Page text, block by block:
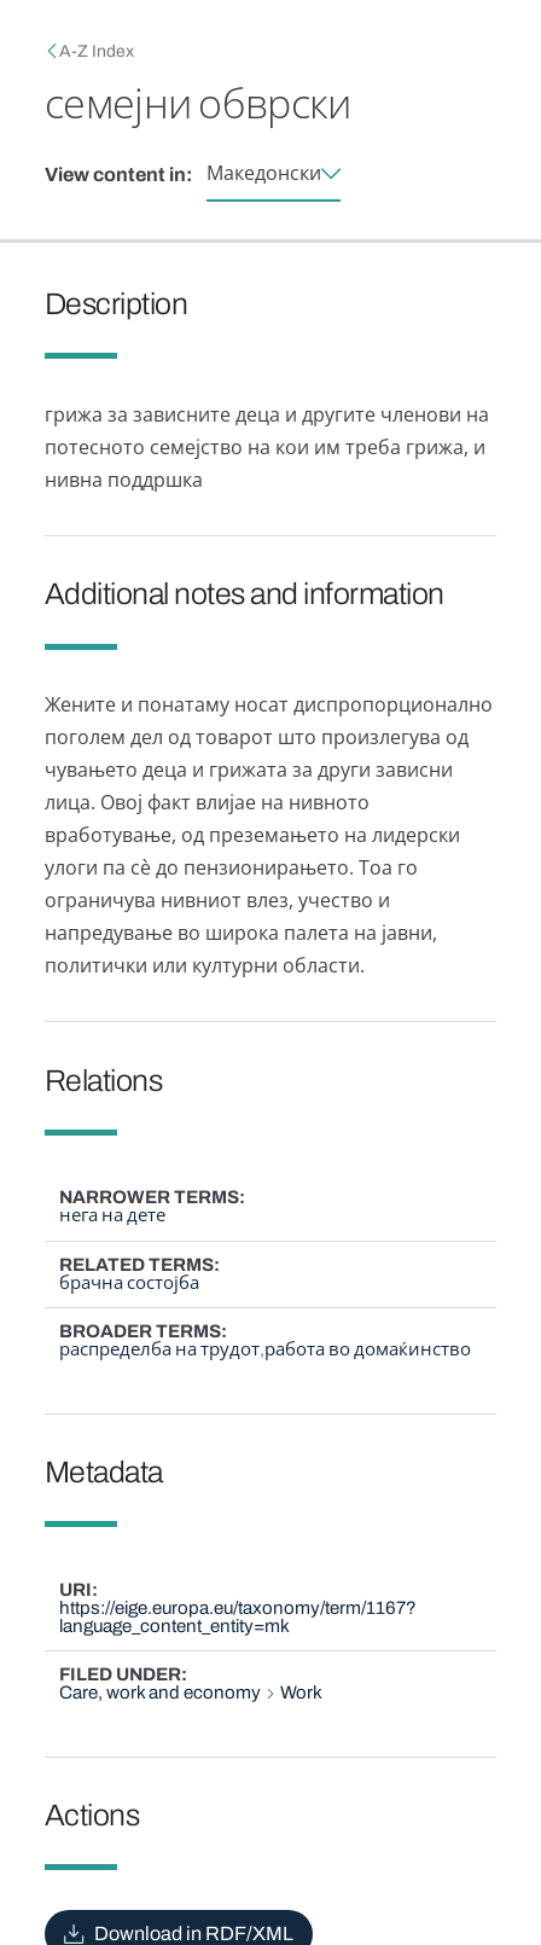
Breadcrumb
A-Z Index
семејни обврски
View content in: Македонски
Description
грижа за зависните деца и другите членови на
потесното семејство на кои им треба грижа, и
нивна поддршка
Additional notes and information
Жените и понатаму носат диспропорционално
поголем дел од товарот што произлегува од
чувањето деца и грижата за други зависни
лица. Овој факт влијае на нивното
вработување, од преземањето на лидерски
улоги па сè до пензионирањето. Тоа го
ограничува нивниот влез, учество и
напредување во широка палета на јавни,
политички или културни области.
Relations
NARROWER TERMS
нега на дете
RELATED TERMS
брачна состојба
BROADER TERMS
распределба на трудот работа во домаќинство
Metadata
URI
https://eige.europa.eu/taxonomy/term/1167?
language_content_entity=mk
FILED UNDER
Care, work and economy
Work
Actions
Download in RDF/XML